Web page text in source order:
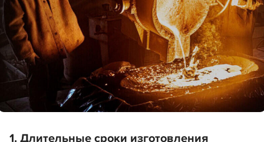
1. Длительные сроки изготовления